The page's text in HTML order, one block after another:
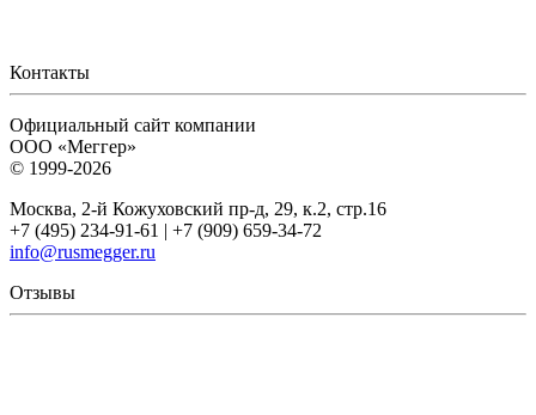
Контакты
Официальный сайт компании
ООО «Меггер»
© 1999-2026
Москва, 2-й Кожуховский пр-д, 29, к.2, стр.16
+7 (495) 234-91-61 | +7 (909) 659-34-72
info@rusmegger.ru
Отзывы